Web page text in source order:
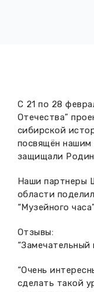
С 21 по 28
Отечества”
сибирской
посвящён нашим
защищали
Наши партнеры
области
“Музейного
Отзывы:
“Очень
сделать такой